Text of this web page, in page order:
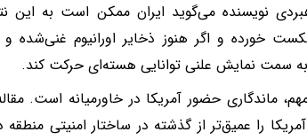
نویسنده می‌گوید ایران ممکن است به این
خورده و اگر هنوز ذخایر اورانیوم غنی‌شده
به سمت نمایش علنی توانایی هسته‌ای حرکت کند.
ماندگاری حضور آمریکا در خاورمیانه
را عمیق‌تر از گذشته در ساختار امنیتی